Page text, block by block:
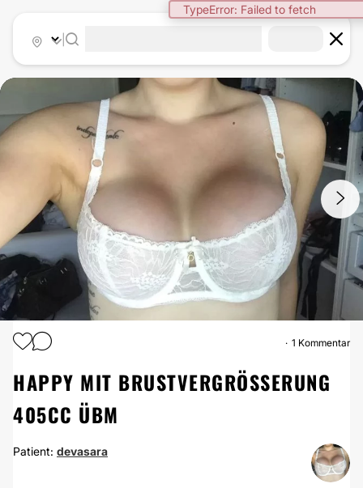
TypeError: Failed to fetch
BRUSTVERGRÖSSERUNG
1 Kommentar
HAPPY MIT BRUSTVERGRÖSSERUNG
405CC ÜBM
Patient: devasara